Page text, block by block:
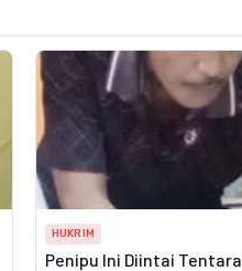
HUKRIM
Penipu Ini Diintai Tentara